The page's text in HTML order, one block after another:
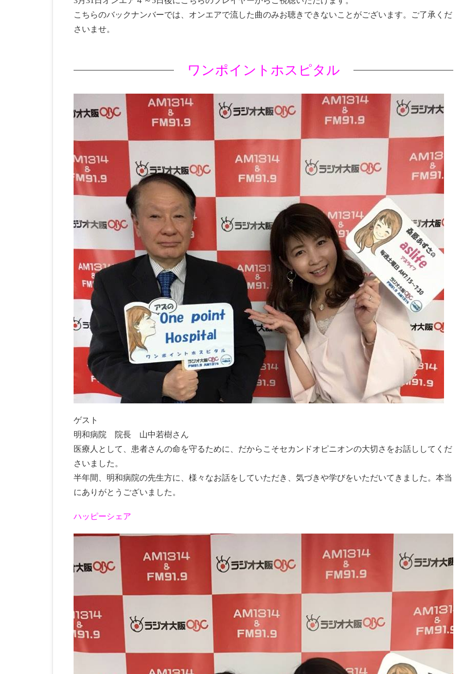
こちらのバックナンバーでは、オンエアで流した曲のみお聴きできないことがございます。ご了承くだ
さいませ。
ワンポイントホスピタル
ゲスト
明和病院 院長 山中若樹さん
医療人として、患者さんの命を守るために、だからこそセカンドオピニオンの大切さをお話ししてくだ
さいました。
半年間、明和病院の先生方に、様々なお話をしていただき、気づきや学びをいただいてきました。本当
にありがとうございました。
ハッピーシェア